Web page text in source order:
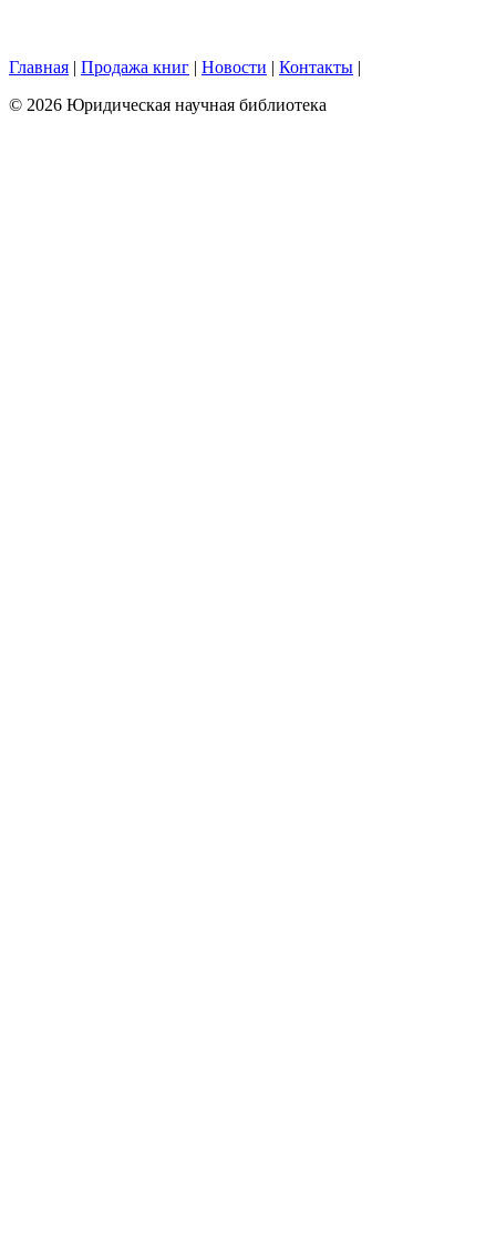
Главная | Продажа книг | Новости | Контакты |
© 2026 Юридическая научная библиотека